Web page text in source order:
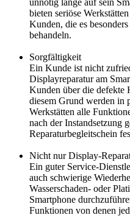
unnötig lange auf sein
bieten seriöse
Kunden, die es
behandeln.
Sorgfältigkeit
Ein Kunde ist nicht
Displayreparatur am
Kunden über die defekte
diesem Grund werden in
Werkstätten alle
nach der Instandsetzung
Reparaturbegleitschein
Nicht nur Display-
Ein guter Service-
auch schwierige
Wasserschaden- oder
Smartphone
Funktionen von denen